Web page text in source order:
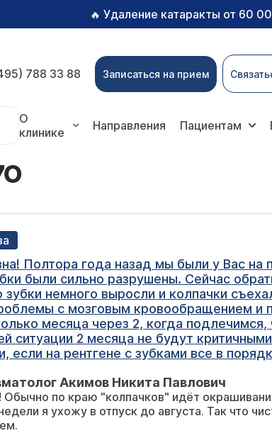
🔥 Удаление катаракты от 60
788 33 88 Записаться на прием
О
клинике
Направления Пациентам
Полтора года назад мы были у Вас на
были сильно разрушены. Сейчас
зубки немного выросли и колпачки
с мозговым кровообращением и
месяца через 2, когда
ситуации 2 месяца не будут
если на рентгене с зубками все в
Акимов Никита Павлович
Обычно по краю "колпачков" идёт
я ухожу в отпуск до августа. Так что